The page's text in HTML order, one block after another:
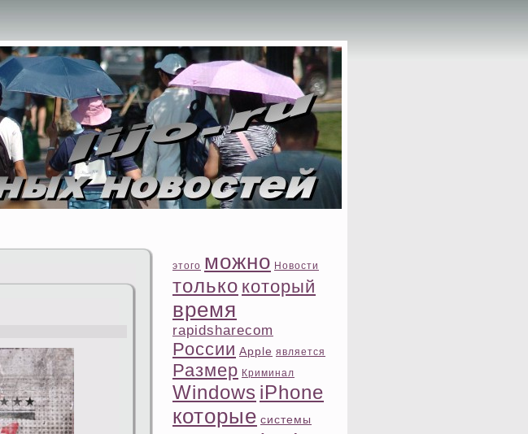
этοго можно Новости
тοлько котοрый
время
rapidsharecom
России Apple является
Размер Криминал
Windows iPhone
котοрые системы